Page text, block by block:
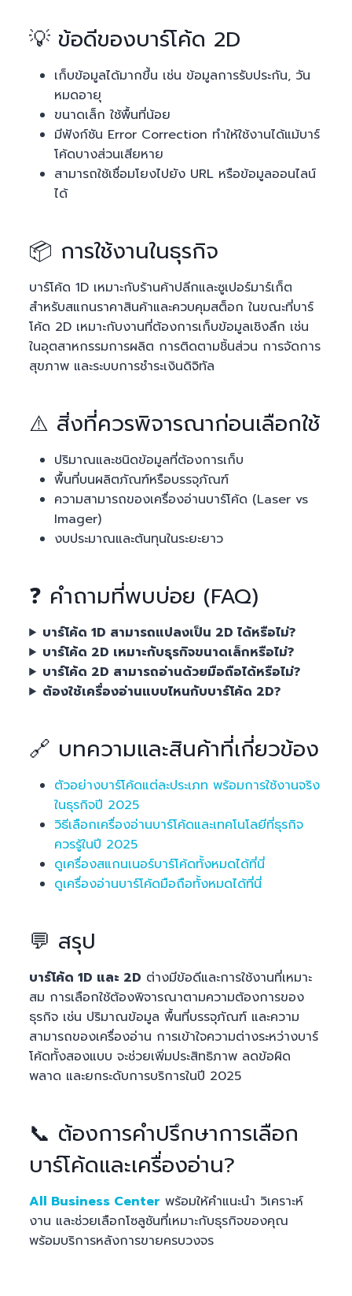
💡 ข้อดีของบาร์โค้ด 2D
เก็บข้อมูลได้มากขึ้น เช่น ข้อมูลการรับประกัน, วัน
หมดอายุ
ขนาดเล็ก ใช้พื้นที่น้อย
มีฟังก์ชัน Error Correction ทำให้ใช้งานได้แม้บาร์
โค้ดบางส่วนเสียหาย
สามารถใช้เชื่อมโยงไปยัง URL หรือข้อมูลออนไลน์
ได้
📦 การใช้งานในธุรกิจ
บาร์โค้ด 1D เหมาะกับร้านค้าปลีกและซูเปอร์มาร์เก็ต
สำหรับสแกนราคาสินค้าและควบคุมสต็อก ในขณะที่บาร์
โค้ด 2D เหมาะกับงานที่ต้องการเก็บข้อมูลเชิงลึก เช่น
ในอุตสาหกรรมการผลิต การติดตามชิ้นส่วน การจัดการ
สุขภาพ และระบบการชำระเงินดิจิทัล
⚠️ สิ่งที่ควรพิจารณาก่อนเลือกใช้
ปริมาณและชนิดข้อมูลที่ต้องการเก็บ
พื้นที่บนผลิตภัณฑ์หรือบรรจุภัณฑ์
ความสามารถของเครื่องอ่านบาร์โค้ด (Laser vs
Imager)
งบประมาณและต้นทุนในระยะยาว
❓ คำถามที่พบบ่อย (FAQ)
บาร์โค้ด 1D สามารถแปลงเป็น 2D ได้หรือไม่?
บาร์โค้ด 2D เหมาะกับธุรกิจขนาดเล็กหรือไม่?
บาร์โค้ด 2D สามารถอ่านด้วยมือถือได้หรือไม่?
ต้องใช้เครื่องอ่านแบบไหนกับบาร์โค้ด 2D?
🔗 บทความและสินค้าที่เกี่ยวข้อง
ตัวอย่างบาร์โค้ดแต่ละประเภท พร้อมการใช้งานจริง
ในธุรกิจปี 2025
วิธีเลือกเครื่องอ่านบาร์โค้ดและเทคโนโลยีที่ธุรกิจ
ควรรู้ในปี 2025
ดูเครื่องสแกนเนอร์บาร์โค้ดทั้งหมดได้ที่นี่
ดูเครื่องอ่านบาร์โค้ดมือถือทั้งหมดได้ที่นี่
💬 สรุป
บาร์โค้ด 1D และ 2D ต่างมีข้อดีและการใช้งานที่เหมาะ
สม การเลือกใช้ต้องพิจารณาตามความต้องการของ
ธุรกิจ เช่น ปริมาณข้อมูล พื้นที่บรรจุภัณฑ์ และความ
สามารถของเครื่องอ่าน การเข้าใจความต่างระหว่างบาร์
โค้ดทั้งสองแบบ จะช่วยเพิ่มประสิทธิภาพ ลดข้อผิด
พลาด และยกระดับการบริการในปี 2025
📞 ต้องการคำปรึกษาการเลือก
บาร์โค้ดและเครื่องอ่าน?
All Business Center พร้อมให้คำแนะนำ วิเคราะห์
งาน และช่วยเลือกโซลูชันที่เหมาะกับธุรกิจของคุณ
พร้อมบริการหลังการขายครบวงจร